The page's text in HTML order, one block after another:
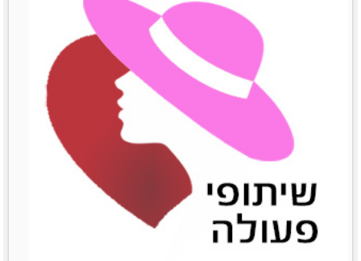
הפראדוקס של מנהלות בארגונים – יותר טובות אבל מרוויחות פחות
ואיך משנים את זה?! לא מעט מחקרים שונים
הצליחו להראות
לפרטים נוספים